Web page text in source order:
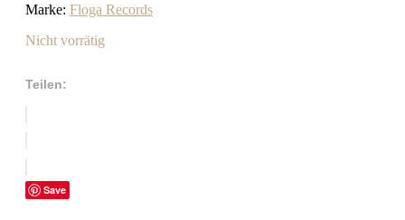
Marke: Floga Records
Nicht vorrätig
Teilen:
Save